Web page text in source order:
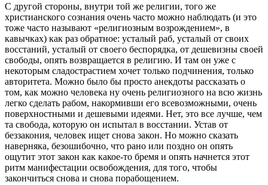
С другой стороны, внутри той же религии, того же
христианского сознания очень часто можно наблюдать (и это
тоже часто называют «религиозным возрождением», в
кавычках) как раз обратное: усталый раб, усталый от своих
восстаний, усталый от своего беспорядка, от дешевизны своей
свободы, опять возвращается в религию. И там он уже с
некоторым сладострастием хочет только подчинения, только
авторитета. Можно было бы просто анекдоты рассказать о
том, как можно человека ну очень религиозного на всю жизнь
легко сделать рабом, накормивши его всевозможными, очень
поверхностными и дешевыми идеями. Нет, это все лучше, чем
та свобода, которую он испытал в восстании. Устав от
беззакония, человек ищет снова закон. Но можно сказать
наверняка, безошибочно, что рано или поздно он опять
ощутит этот закон как какое-то бремя и опять начнется этот
ритм манифестации освобождения, для того, чтобы
закончиться снова и снова порабощением.